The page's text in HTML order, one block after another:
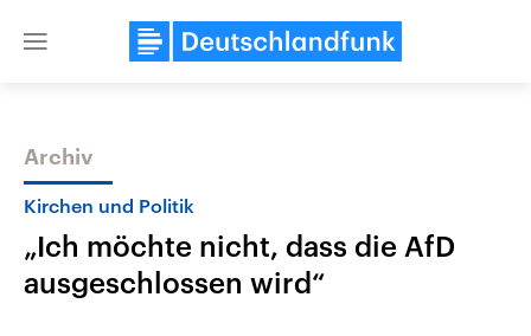
Close
Themen
Archiv
Kirchen und Politik
„Ich möchte nicht, dass die AfD
ausgeschlossen wird“